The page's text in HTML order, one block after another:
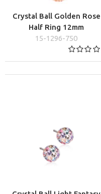
Crystal Ball Golden Rose
Half Ring 12mm
15-1296-750